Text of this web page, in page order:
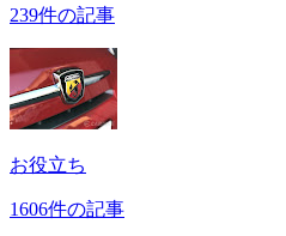
239件の記事
お役立ち
1606件の記事